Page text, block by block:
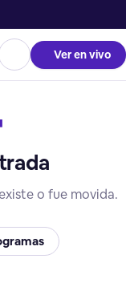
Ver en vivo
o fue movida.